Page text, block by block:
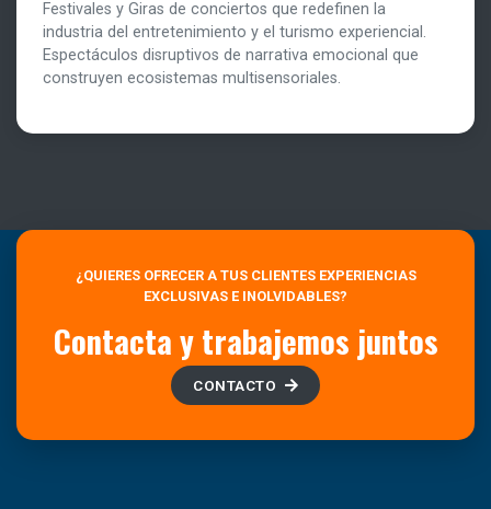
Festivales y Giras de conciertos que redefinen la
industria del entretenimiento y el turismo experiencial.
Espectáculos disruptivos de narrativa emocional que
construyen ecosistemas multisensoriales.
¿QUIERES OFRECER A TUS CLIENTES EXPERIENCIAS
EXCLUSIVAS E INOLVIDABLES?
Contacta y trabajemos juntos
CONTACTO